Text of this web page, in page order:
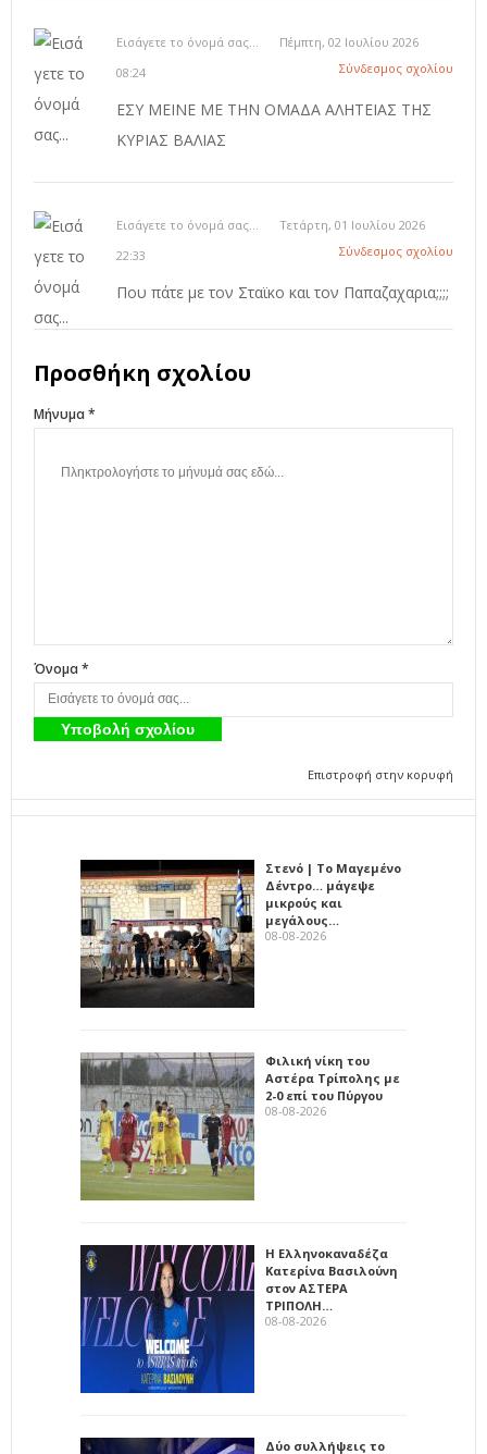
Εισάγετε το όνομά σας...
Πέμπτη, 02 Ιουλίου 2026
08:24
Σύνδεσμος σχολίου
ΕΣΥ ΜΕΙΝΕ ΜΕ ΤΗΝ ΟΜΑΔΑ ΑΛΗΤΕΙΑΣ ΤΗΣ
ΚΥΡΙΑΣ ΒΑΛΙΑΣ
Εισάγετε το όνομά σας...
Τετάρτη, 01 Ιουλίου 2026
22:33
Σύνδεσμος σχολίου
Που πάτε με τον Σταϊκο και τον Παπαζαχαρια;;;;
Προσθήκη σχολίου
Μήνυμα *
Όνομα *
Επιστροφή στην κορυφή
Στενό | Το Μαγεμένο
Δέντρο… μάγεψε
μικρούς και
μεγάλους…
08-08-2026
Φιλική νίκη του
Αστέρα Τρίπολης με
2-0 επί του Πύργου
08-08-2026
Η Ελληνοκαναδέζα
Κατερίνα Βασιλούνη
στον ΑΣΤΕΡΑ
ΤΡΙΠΟΛΗ…
08-08-2026
Δύο συλλήψεις το